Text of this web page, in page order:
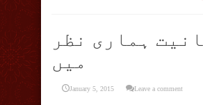
ہماری نظر
میں
January 5, 2015 Leave a comment